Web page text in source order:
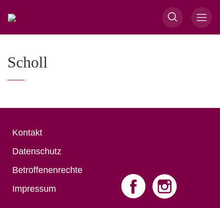
Scholl
Kontakt
Datenschutz
Betroffenenrechte
Impressum